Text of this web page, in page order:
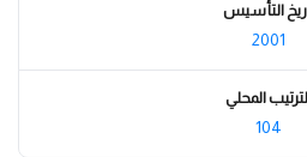
التأسيس
2001
المحلي
104